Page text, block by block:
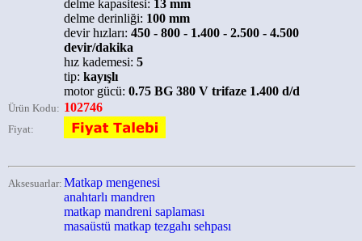
delme kapasitesi: 13 mm
delme derinliği: 100 mm
devir hızları: 450 - 800 - 1.400 - 2.500 - 4.500
devir/dakika
hız kademesi: 5
tip: kayışlı
motor gücü: 0.75 BG 380 V trifaze 1.400 d/d
Ürün Kodu: 102746
Fiyat:
Aksesuarlar: Matkap mengenesi
anahtarlı mandren
matkap mandreni saplaması
masaüstü matkap tezgahı sehpası